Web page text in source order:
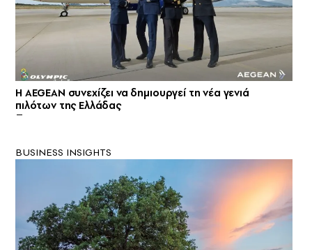
Η AEGEAN συνεχίζει να δημιουργεί τη νέα γενιά
πιλότων της Ελλάδας
BUSINESS INSIGHTS